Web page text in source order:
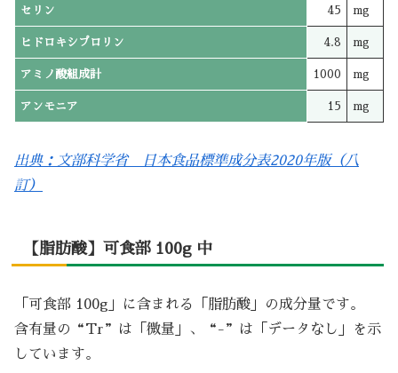
セリン 45 mg
ヒドロキシプロリン 4.8 mg
アミノ酸組成計 1000 mg
アンモニア 15 mg
出典：文部科学省 日本食品標準成分表2020年版（八
訂）
【脂肪酸】可食部 100g 中
「可食部 100g」に含まれる「脂肪酸」の成分量です。
含有量の“Tr”は「微量」、“-”は「データなし」を示
しています。